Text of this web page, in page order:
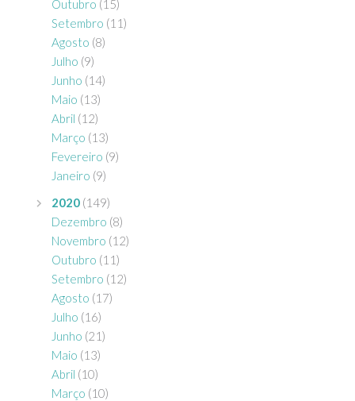
Outubro (15)
Setembro (11)
Agosto (8)
Julho (9)
Junho (14)
Maio (13)
Abril (12)
Março (13)
Fevereiro (9)
Janeiro (9)
2020 (149)
Dezembro (8)
Novembro (12)
Outubro (11)
Setembro (12)
Agosto (17)
Julho (16)
Junho (21)
Maio (13)
Abril (10)
Março (10)